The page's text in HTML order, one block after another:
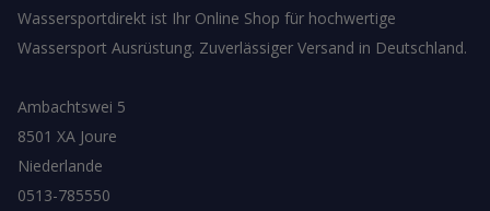
Wassersportdirekt ist Ihr Online Shop für hochwertige
Wassersport Ausrüstung. Zuverlässiger Versand in Deutschland.
Ambachtswei 5
8501 XA Joure
Niederlande
0513-785550